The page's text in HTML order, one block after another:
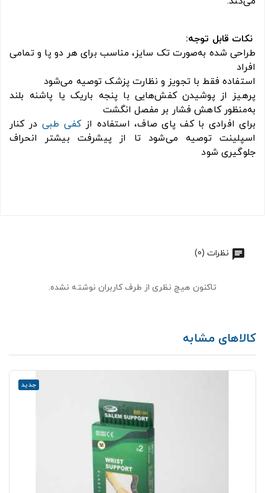
نکات قابل توجه:
طراحی شده به‌صورت تک سایز، مناسب برای هر دو پا و تمامی
افراد
استفاده فقط با تجویز و نظارت پزشک توصیه می‌شود
پرهیز از پوشیدن کفش‌هایی با پنجه باریک یا پاشنه بلند
به‌منظور کاهش فشار بر مفصل انگشت
برای افرادی با کف پای صاف، استفاده ازکفی طبی در کنار
اسپلینت توصیه می‌شود تا از پیشرفت بیشتر انحراف
جلوگیری شود
نظرات (0)
تاکنون هیچ نظری از طرف کاربران نوشته نشده.
کالاهای مشابه
جدید